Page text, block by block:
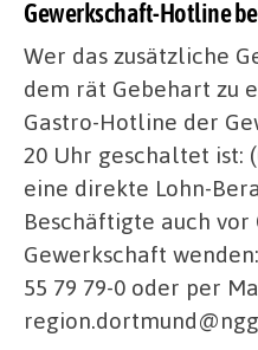
Gewerkschaft-Hotline
Wer das zusätzliche
dem rät Gebehart zu
Gastro-Hotline der
20 Uhr geschaltet ist:
eine direkte Lohn-
Beschäftigte auch
Gewerkschaft
55 79 79-0 oder per